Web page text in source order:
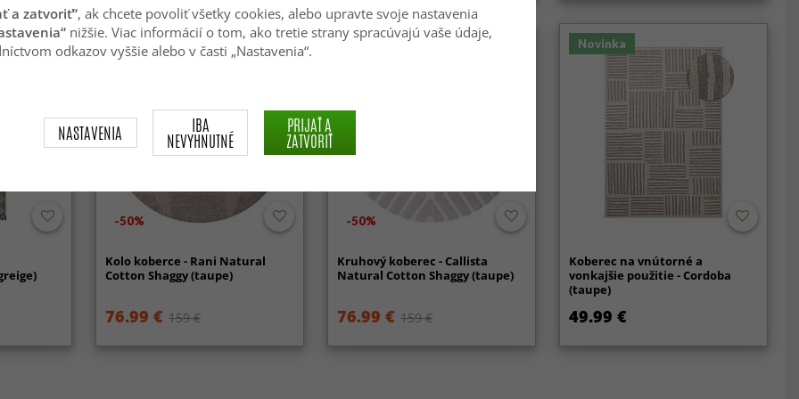
-50%
Kolo koberce - Rani Natural
Cotton Shaggy (taupe)
76.99 € 159 €
-50%
Kruhový koberec - Callista
Natural Cotton Shaggy (taupe)
76.99 € 159 €
Novinka
Koberec na vnútorné a
vonkajšie použitie - Cordoba
(taupe)
49.99 €
a zatvoriť“, ak chcete povoliť všetky cookies, alebo upravte svoje nastavenia
nižšie. Viac informácií o tom, ako tretie strany spracúvajú vaše údaje,
odkazov vyššie alebo v časti „Nastavenia“.
NASTAVENIA IBA
NEVYHNUTNÉ
PRIJAŤ A
ZATVORIŤ